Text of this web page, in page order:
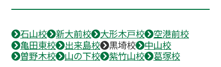
石山校 新大前校 大形木戸校
空港前校
亀田東校
出来島校 黒埼校
中山校
曽野木校
山の下校 紫竹山校 葛塚校